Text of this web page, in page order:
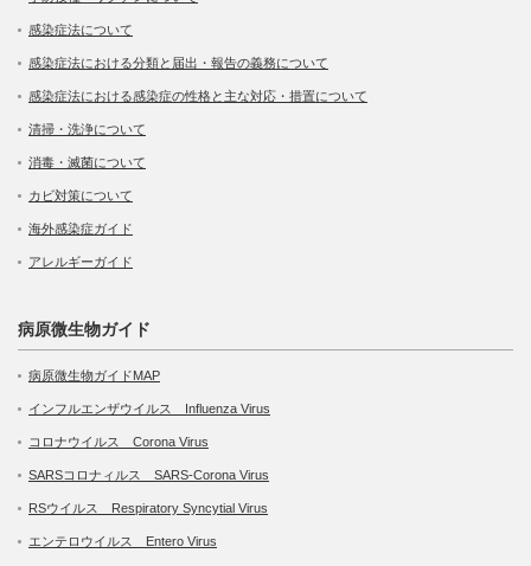
感染症法について
感染症法における分類と届出・報告の義務について
感染症法における感染症の性格と主な対応・措置について
清掃・洗浄について
消毒・滅菌について
カビ対策について
海外感染症ガイド
アレルギーガイド
病原微生物ガイド
病原微生物ガイドMAP
インフルエンザウイルス Influenza Virus
コロナウイルス Corona Virus
SARSコロナィルス SARS-Corona Virus
RSウイルス Respiratory Syncytial Virus
エンテロウイルス Entero Virus